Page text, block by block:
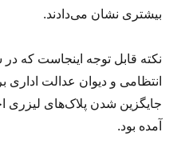
بیشتری نشان می‌دادند.
انتظامی و دیوان عدالت اداری
جایگزین شدن پلاک‌های لیزری
آمده بود.